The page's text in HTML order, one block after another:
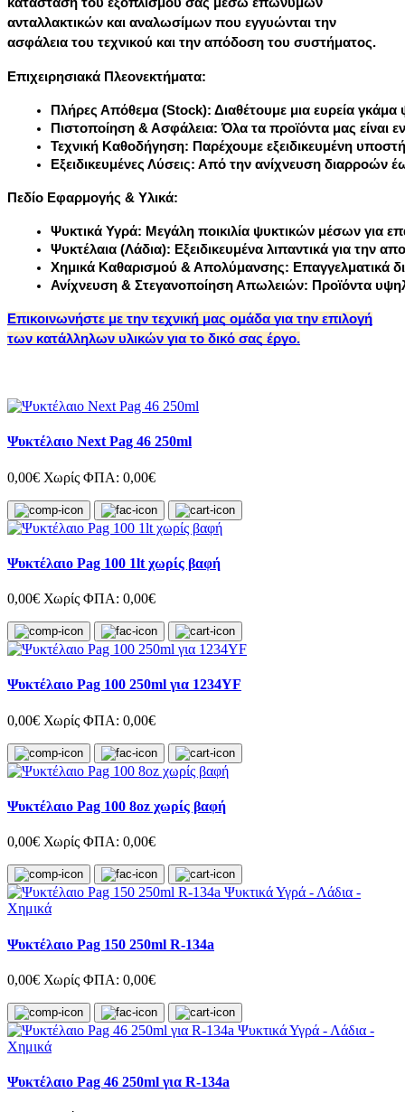
ανταλλακτικών και αναλωσίμων που εγγυώνται την
ασφάλεια του τεχνικού και την απόδοση του συστήματος.
Επιχειρησιακά Πλεονεκτήματα:
Πλήρες Απόθεμα (Stock): Διαθέτουμε μια ευρεία
Πιστοποίηση & Ασφάλεια: Όλα τα προϊόντα μας είναι
Τεχνική Καθοδήγηση: Παρέχουμε εξειδικευμένη
Εξειδικευμένες Λύσεις: Από την ανίχνευση διαρροών
Πεδίο Εφαρμογής & Υλικά:
Ψυκτικά Υγρά: Μεγάλη ποικιλία ψυκτικών μέσων για
Ψυκτέλαια (Λάδια): Εξειδικευμένα λιπαντικά για την
Χημικά Καθαρισμού & Απολύμανσης: Επαγγελματικά
Ανίχνευση & Στεγανοποίηση Απωλειών: Προϊόντα
Επικοινωνήστε με την τεχνική μας ομάδα για την επιλογή
των κατάλληλων υλικών για το δικό σας έργο.
Ψυκτέλαιο Next Pag 46 250ml
0,00€ Χωρίς ΦΠΑ: 0,00€
Ψυκτέλαιο Pag 100 1lt χωρίς βαφή
0,00€ Χωρίς ΦΠΑ: 0,00€
Ψυκτέλαιο Pag 100 250ml για 1234YF
0,00€ Χωρίς ΦΠΑ: 0,00€
Ψυκτέλαιο Pag 100 8oz χωρίς βαφή
0,00€ Χωρίς ΦΠΑ: 0,00€
Ψυκτέλαιο Pag 150 250ml R-134a
0,00€ Χωρίς ΦΠΑ: 0,00€
Ψυκτέλαιο Pag 46 250ml για R-134a